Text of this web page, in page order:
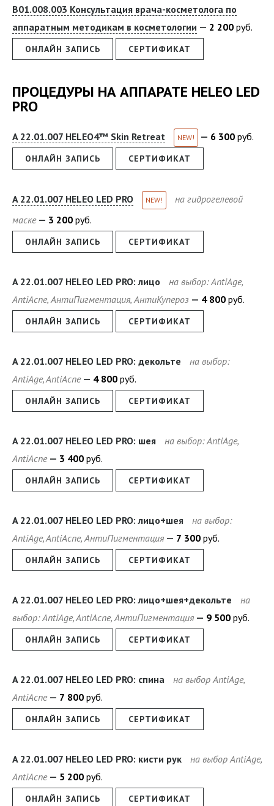
В01.008.003 Консультация врача-косметолога по
аппаратным методикам в косметологии
2 200 руб.
ОНЛАЙН ЗАПИСЬ СЕРТИФИКАТ
ПРОЦЕДУРЫ НА АППАРАТЕ HELEO LED
PRO
A 22.01.007 HELEO4™ Skin Retreat NEW! 6 300 руб.
ОНЛАЙН ЗАПИСЬ СЕРТИФИКАТ
A 22.01.007 HELEO LED PRO NEW!
на гидрогелевой
маске
3 200 руб.
ОНЛАЙН ЗАПИСЬ СЕРТИФИКАТ
A 22.01.007 HELEO LED PRO: лицо
на выбор: AntiAge,
AntiAcne, АнтиПигментация, АнтиКупероз
4 800 руб.
ОНЛАЙН ЗАПИСЬ СЕРТИФИКАТ
A 22.01.007 HELEO LED PRO: декольте
на выбор:
AntiAge, AntiAcne
4 800 руб.
ОНЛАЙН ЗАПИСЬ СЕРТИФИКАТ
A 22.01.007 HELEO LED PRO: шея
на выбор: AntiAge,
AntiAcne
3 400 руб.
ОНЛАЙН ЗАПИСЬ СЕРТИФИКАТ
A 22.01.007 HELEO LED PRO: лицо+шея
на выбор:
AntiAge, AntiAcne, АнтиПигментация
7 300 руб.
ОНЛАЙН ЗАПИСЬ СЕРТИФИКАТ
A 22.01.007 HELEO LED PRO: лицо+шея+декольте
на
выбор: AntiAge, AntiAcne, АнтиПигментация
9 500 руб.
ОНЛАЙН ЗАПИСЬ СЕРТИФИКАТ
A 22.01.007 HELEO LED PRO: спина
на выбор AntiAge,
AntiAcne
7 800 руб.
ОНЛАЙН ЗАПИСЬ СЕРТИФИКАТ
A 22.01.007 HELEO LED PRO: кисти рук
на выбор AntiAge,
AntiAcne
5 200 руб.
ОНЛАЙН ЗАПИСЬ СЕРТИФИКАТ